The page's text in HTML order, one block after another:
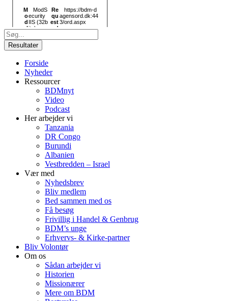
Search
...Resultater
Forside
Nyheder
Ressourcer
BDMnyt
Video
Podcast
Her arbejder vi
Tanzania
DR Congo
Burundi
Albanien
Vestbredden – Israel
Vær med
Nyhedsbrev
Bliv medlem
Bed sammen med os
Få besøg
Frivillig i Handel & Genbrug
BDM’s unge
Erhvervs- & Kirke-partner
Bliv Volontør
Om os
Sådan arbejder vi
Historien
Missionærer
Mere om BDM